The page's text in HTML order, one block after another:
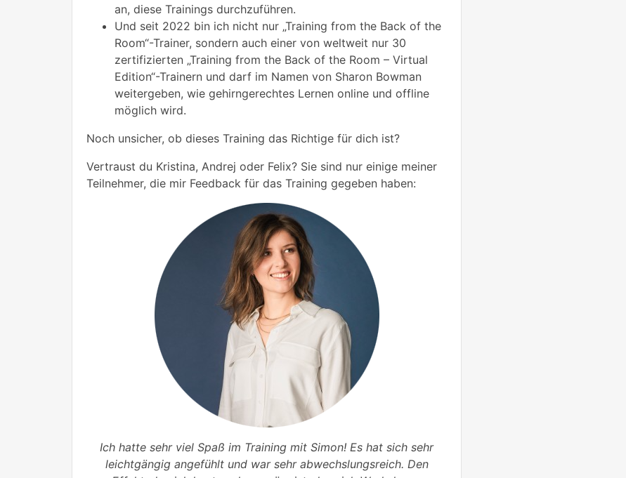
an, diese Trainings durchzuführen.
Und seit 2022 bin ich nicht nur „Training from the Back of the
Room“-Trainer, sondern auch einer von weltweit nur 30
zertifizierten „Training from the Back of the Room – Virtual
Edition“-Trainern und darf im Namen von Sharon Bowman
weitergeben, wie gehirngerechtes Lernen online und offline
möglich wird.
Noch unsicher, ob dieses Training das Richtige für dich ist?
Vertraust du Kristina, Andrej oder Felix? Sie sind nur einige meiner
Teilnehmer, die mir Feedback für das Training gegeben haben:
Ich hatte sehr viel Spaß im Training mit Simon! Es hat sich sehr
leichtgängig angefühlt und war sehr abwechslungsreich. Den